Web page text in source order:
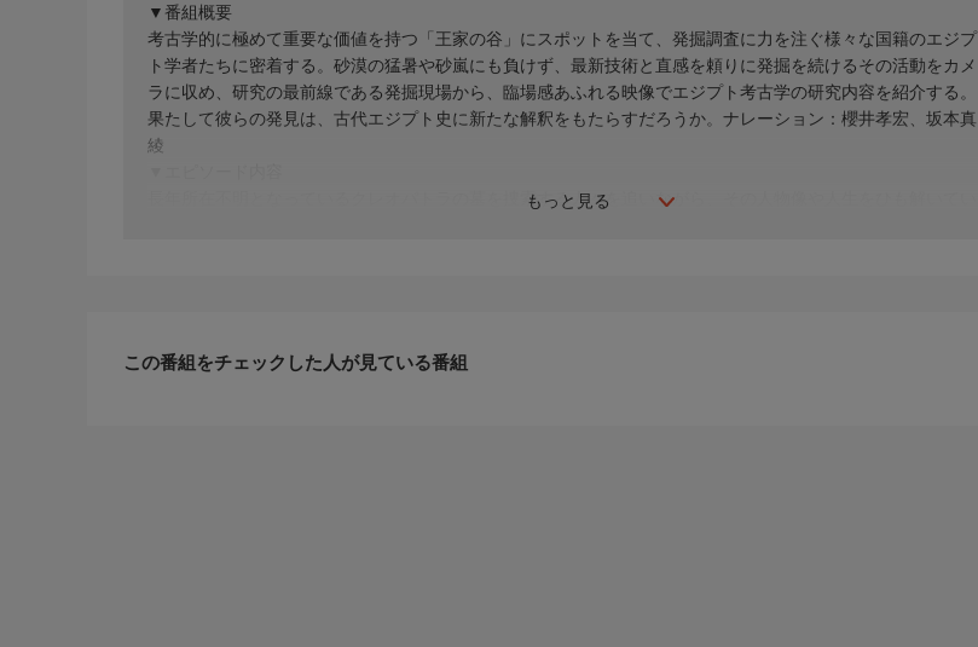
もっと見る
▼番組概要
考古学的に極めて重要な価値を持つ「王家の谷」にスポットを当て、発掘調査に力を注ぐ様々な国籍のエジプ
ト学者たちに密着する。砂漠の猛暑や砂嵐にも負けず、最新技術と直感を頼りに発掘を続けるその活動をカメ
ラに収め、研究の最前線である発掘現場から、臨場感あふれる映像でエジプト考古学の研究内容を紹介する。
果たして彼らの発見は、古代エジプト史に新たな解釈をもたらすだろうか。ナレーション：櫻井孝宏、坂本真
綾
長年所在不明となっているクレオパトラの墓を捜索する人々を追いながら、その人物像や人生をひも解いてい
この番組をチェックした人が見ている番組